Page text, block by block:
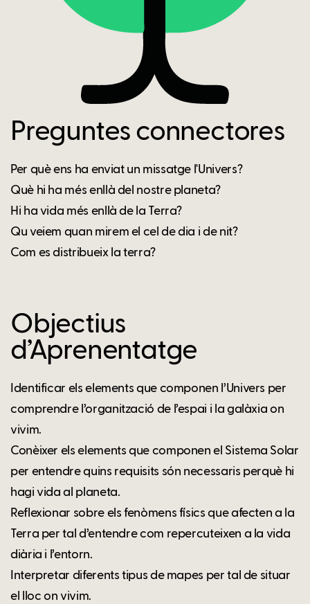
Preguntes connectores
Per què ens ha enviat un missatge l'Univers?
Què hi ha més enllà del nostre planeta?
Hi ha vida més enllà de la Terra?
Qu veiem quan mirem el cel de dia i de nit?
Com es distribueix la terra?
Objectius
d’Aprenentatge
Identificar els elements que componen l’Univers per
comprendre l’organització de l’espai i la galàxia on
vivim.
Conèixer els elements que componen el Sistema Solar
per entendre quins requisits són necessaris perquè hi
hagi vida al planeta.
Reflexionar sobre els fenòmens físics que afecten a la
Terra per tal d’entendre com repercuteixen a la vida
diària i l’entorn.
Interpretar diferents tipus de mapes per tal de situar
el lloc on vivim.